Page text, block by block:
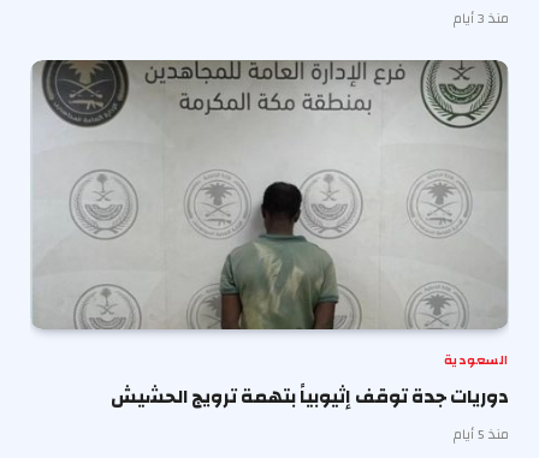
منذ 3 أيام
السعودية
دوريات جدة توقف إثيوبياً بتهمة ترويج الحشيش
منذ 5 أيام